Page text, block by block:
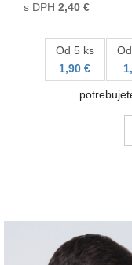
s DPH 2,40 €
Od 5 ks
1,90 €